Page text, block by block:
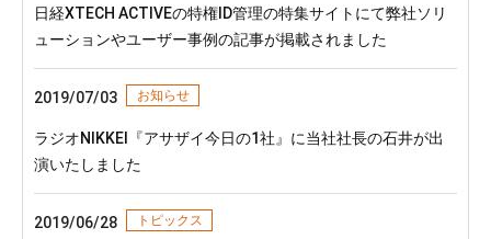
日経XTECH ACTIVEの特権ID管理の特集サイトにて弊社ソリ
ューションやユーザー事例の記事が掲載されました
2019/07/03 お知らせ
ラジオNIKKEI『アサザイ今日の1社』に当社社長の石井が出
演いたしました
2019/06/28 トピックス